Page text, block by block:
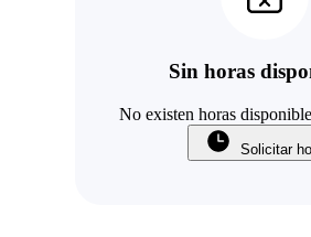
Sin horas
No existen horas
Solicitar